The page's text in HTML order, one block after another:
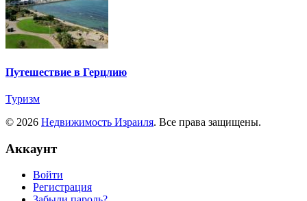
Путешествие в Герцлию
Туризм
© 2026 Недвижимость Израиля. Все права защищены.
Аккаунт
Войти
Регистрация